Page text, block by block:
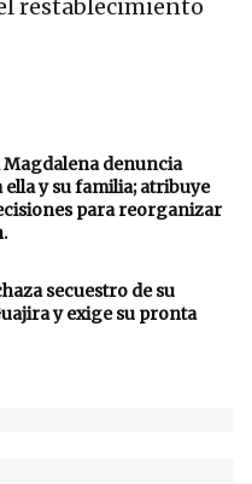
restablecimiento
denuncia
y su familia; atribuye
para reorganizar
secuestro de su
y exige su pronta